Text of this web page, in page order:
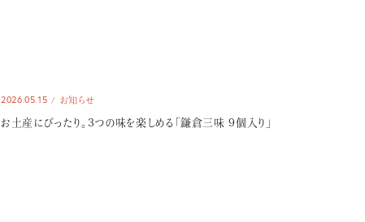
2026.05.15 お知らせ
お土産にぴったり。3つの味を楽しめる「鎌倉三味 9個入り」